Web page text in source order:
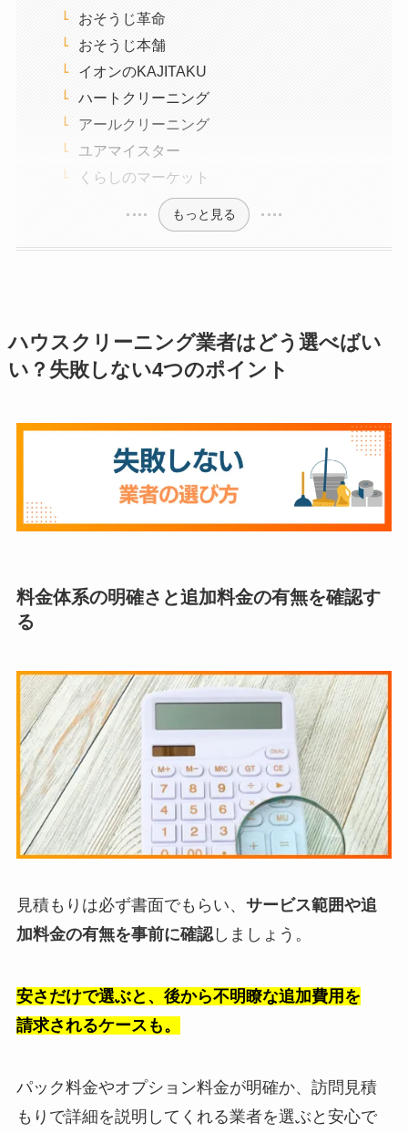
おそうじ革命
おそうじ本舗
イオンのKAJITAKU
ハートクリーニング
アールクリーニング
ユアマイスター
くらしのマーケット
もっと見る
ハウスクリーニング業者はどう選べばい
い？失敗しない4つのポイント
料金体系の明確さと追加料金の有無を確認す
る
見積もりは必ず書面でもらい、 サービス範囲や追
加料金の有無を事前に確認しましょう。
安さだけで選ぶと、後から不明瞭な追加費用を
請求されるケースも。
パック料金やオプション料金が明確か、訪問見積
もりで詳細を説明してくれる業者を選ぶと安心で